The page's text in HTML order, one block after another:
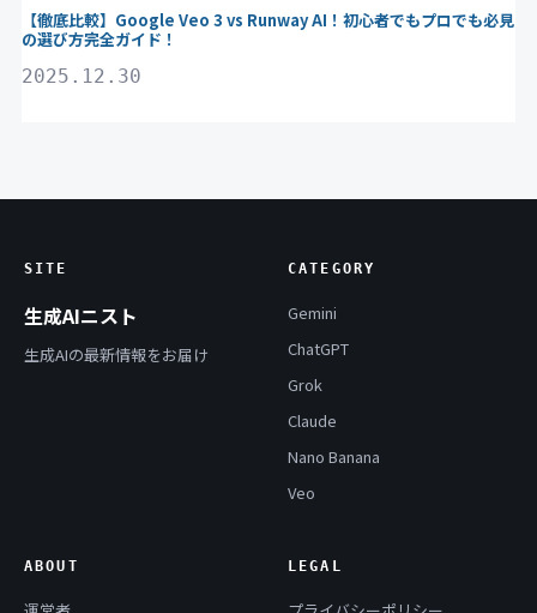
【徹底比較】Google Veo 3 vs Runway AI！初心者でもプロでも必見
の選び方完全ガイド！
2025.12.30
SITE
生成AIニスト
生成AIの最新情報をお届け
CATEGORY
Gemini
ChatGPT
Grok
Claude
Nano Banana
Veo
ABOUT LEGAL